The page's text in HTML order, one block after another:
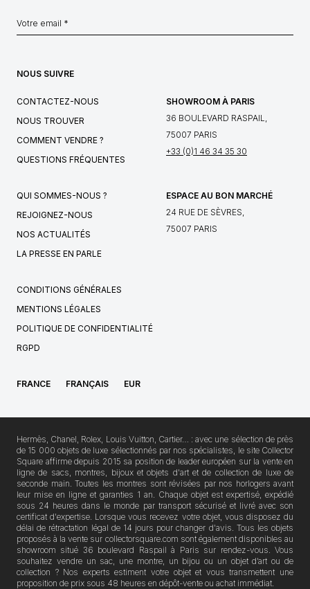
NOUS SUIVRE
CONTACTEZ-NOUS
NOUS TROUVER
COMMENT VENDRE ?
QUESTIONS FRÉQUENTES
SHOWROOM À PARIS
36 BOULEVARD RASPAIL,
75007 PARIS
+33 (0)1 46 34 35 30
QUI SOMMES-NOUS ?
REJOIGNEZ-NOUS
NOS ACTUALITÉS
LA PRESSE EN PARLE
ESPACE AU BON MARCHÉ
24 RUE DE SÈVRES,
75007 PARIS
CONDITIONS GÉNÉRALES
MENTIONS LÉGALES
POLITIQUE DE CONFIDENTIALITÉ
RGPD
FRANCE FRANÇAIS EUR
Hermès, Chanel, Rolex, Louis Vuitton, Cartier… : avec une sélection de près
de 15 000 objets de luxe sélectionnés par nos spécialistes, le site Collector
Square affirme depuis 2015 sa position de leader européen sur la vente en
ligne de sacs, montres, bijoux et objets d'art et de collection de luxe de
seconde main. Toutes les montres sont révisées par nos horlogers avant
leur mise en ligne et garanties 1 an. Chaque objet est expertisé, expédié
sous 24 heures dans le monde par transport sécurisé et livré avec son
certificat d'expertise. Lorsque vous recevez votre objet, vous disposez du
délai de rétractation légal de 14 jours pour changer d'avis. Tous les objets
proposés à la vente sur collectorsquare.com sont également disponibles au
showroom situé 36 boulevard Raspail à Paris sur rendez-vous. Vous
souhaitez vendre un sac, une montre, un bijou ou un objet d’art ou de
collection ? Nos experts estiment votre objet et vous transmettent une
proposition de prix sous 48 heures en dépôt-vente ou achat immédiat.